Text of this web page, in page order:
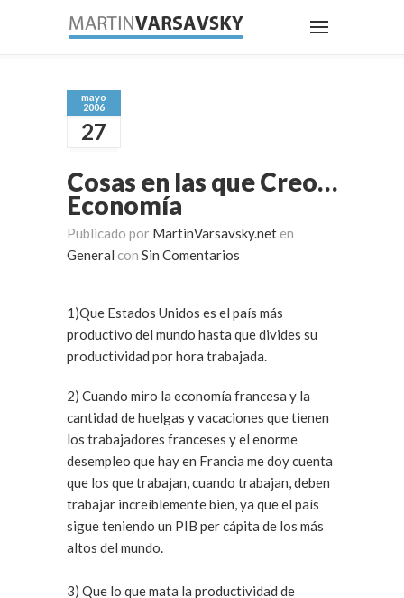
mayo
2006
27
Cosas en las que Creo…
Economía
Publicado por MartinVarsavsky.net en
General con Sin Comentarios
1)Que Estados Unidos es el país más
productivo del mundo hasta que divides su
productividad por hora trabajada.
2) Cuando miro la economía francesa y la
cantidad de huelgas y vacaciones que tienen
los trabajadores franceses y el enorme
desempleo que hay en Francia me doy cuenta
que los que trabajan, cuando trabajan, deben
trabajar increíblemente bien, ya que el país
sigue teniendo un PIB per cápita de los más
altos del mundo.
3) Que lo que mata la productividad de